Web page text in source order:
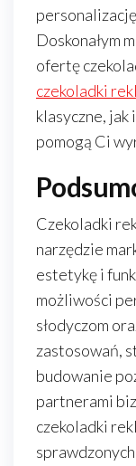
Doskonałym
ofertę
czekoladki
klasyczne,
pomogą Ci
Czekoladki
narzędzie
estetykę i
możliwości
słodyczom
zastosowań,
budowanie
partnerami
czekoladki